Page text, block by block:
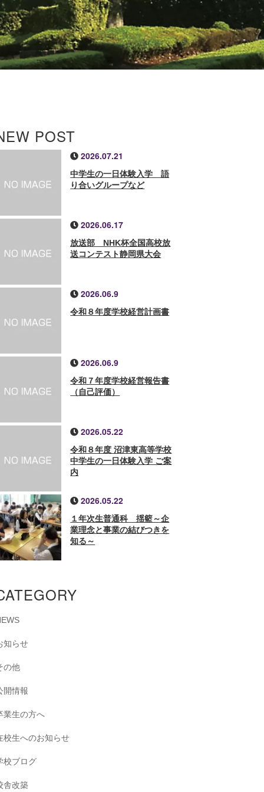
POST
2026.07.21
中学生の一日体験入学 語
り合いグループなど
2026.06.17
放送部 NHK杯全国高校放
送コンテスト静岡県大会
2026.06.9
令和８年度学校経営計画書
2026.06.9
令和７年度学校経営報告書
（自己評価）
2026.05.22
令和８年度 沼津東高等学校
中学生の一日体験入学 ご案
内
2026.05.22
１年次生普通科 揺籃～企
業理念と事業の結びつきを
知る～
知らせ
の他
開情報
業生の方へ
校生へのお知らせ
校ブログ
舎改築